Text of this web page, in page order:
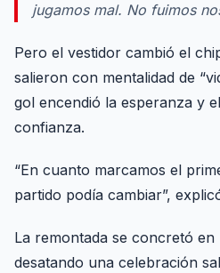
jugamos mal. No fuimos
Pero el vestidor cambió el
salieron con mentalidad de
gol encendió la esperanza y
confianza.
“En cuanto marcamos el
partido podía cambiar”,
La remontada se concretó
desatando una celebración